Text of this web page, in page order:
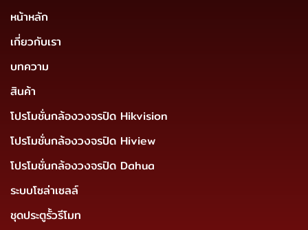
หน้าหลัก
เกี่ยวกับเรา
บทความ
สินค้า
โปรโมชั่นกล้องวงจรปิด Hikvision
โปรโมชั่นกล้องวงจรปิด Hiview
โปรโมชั่นกล้องวงจรปิด Dahua
ระบบโซล่าเซลล์
ชุดประตูรั้วรีโมท